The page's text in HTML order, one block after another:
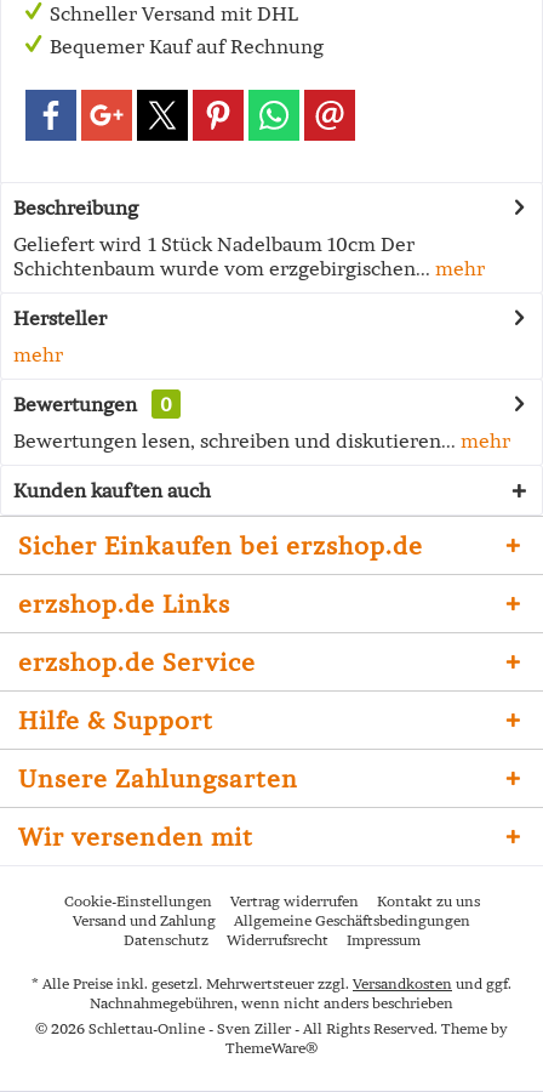
Schneller Versand mit DHL
Bequemer Kauf auf Rechnung
Beschreibung
Geliefert wird 1 Stück Nadelbaum 10cm Der
Schichtenbaum wurde vom erzgebirgischen... mehr
Hersteller
mehr
Bewertungen
0
Bewertungen lesen, schreiben und diskutieren... mehr
Kunden kauften auch
Sicher Einkaufen bei erzshop.de
erzshop.de Links
erzshop.de Service
Hilfe & Support
Unsere Zahlungsarten
Wir versenden mit
Cookie-Einstellungen Vertrag widerrufen
Kontakt zu uns
Versand und Zahlung
Allgemeine Geschäftsbedingungen
Datenschutz
Widerrufsrecht Impressum
* Alle Preise inkl. gesetzl. Mehrwertsteuer zzgl. Versandkosten und ggf.
Nachnahmegebühren, wenn nicht anders beschrieben
© 2026 Schlettau-Online - Sven Ziller - All Rights Reserved. Theme by
ThemeWare®